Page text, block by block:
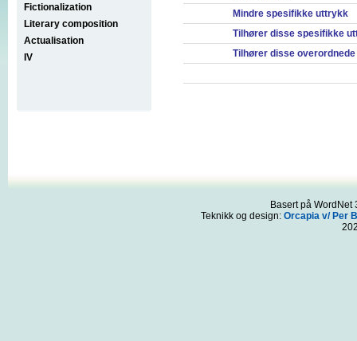
Fictionalization
Literary composition
Actualisation
IV
Mindre spesifikke uttrykk
Tilhører disse spesifikke
Tilhører disse
Basert på
Teknikk og design: Orcapia v/ Per